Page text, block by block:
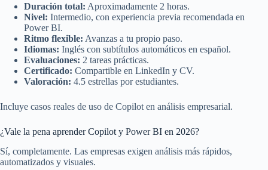
Duración total: Aproximadamente 2 horas.
Nivel: Intermedio, con experiencia previa recomendada en
Power BI.
Ritmo flexible: Avanzas a tu propio paso.
Idiomas: Inglés con subtítulos automáticos en español.
Evaluaciones: 2 tareas prácticas.
Certificado: Compartible en LinkedIn y CV.
Valoración: 4.5 estrellas por estudiantes.
Incluye casos reales de uso de Copilot en análisis empresarial.
¿Vale la pena aprender Copilot y Power BI en 2026?
Sí, completamente. Las empresas exigen análisis más rápidos,
automatizados y visuales.